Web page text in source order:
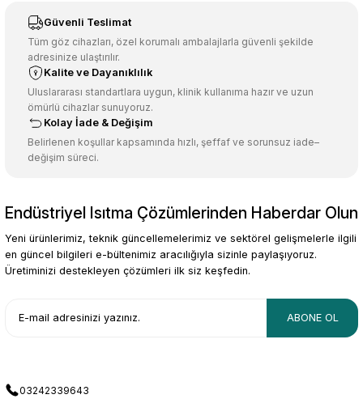
Güvenli Teslimat
Tüm göz cihazları, özel korumalı ambalajlarla güvenli şekilde
adresinize ulaştırılır.
Kalite ve Dayanıklılık
Uluslararası standartlara uygun, klinik kullanıma hazır ve uzun
ömürlü cihazlar sunuyoruz.
Kolay İade & Değişim
Belirlenen koşullar kapsamında hızlı, şeffaf ve sorunsuz iade–
değişim süreci.
Endüstriyel Isıtma Çözümlerinden Haberdar Olun
Yeni ürünlerimiz, teknik güncellemelerimiz ve sektörel gelişmelerle ilgili
en güncel bilgileri e-bültenimiz aracılığıyla sizinle paylaşıyoruz.
Üretiminizi destekleyen çözümleri ilk siz keşfedin.
ABONE OL
03242339643